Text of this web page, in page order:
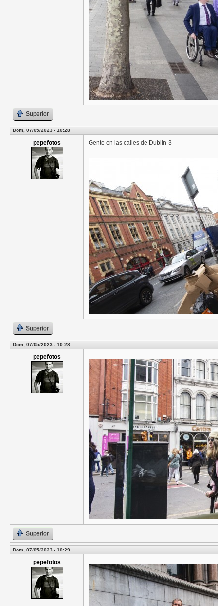
Superior
Dom, 07/05/2023 - 10:28
pepefotos Gente en las calles de Dublin-3
Superior
Dom, 07/05/2023 - 10:28
pepefotos
Superior
Dom, 07/05/2023 - 10:29
pepefotos